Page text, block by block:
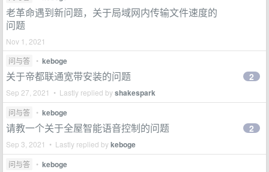
老革命遇到新问题，关于局域网内传输文件速度的
问题
Nov 1, 2021
问与答
• keboge
关于帝都联通宽带安装的问题
Sep 27, 2021 • Lastly replied byshakespark
2
问与答 • keboge
请教一个关于全屋智能语音控制的问题
Sep 3, 2021 • Lastly replied bykeboge
2
问与答 • keboge